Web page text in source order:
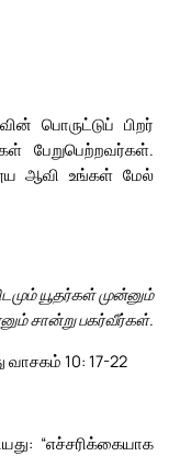
பொருட்டுப் பிறர்
பேறுபெற்றவர்கள்.
ஆவி உங்கள் மேல்
யூதர்கள் முன்னும்
சான்று பகர்வீர்கள்.
வாசகம் 10: 17-22
“எச்சரிக்கையாக